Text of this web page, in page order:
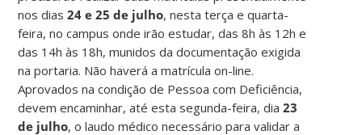
nos dias24 e 25 de julho, nesta terça e quarta-
feira, no campus onde irão estudar, das 8h às 12h e
das 14h às 18h, munidos da documentação exigida
na portaria. Não haverá a matrícula on-line.
Aprovados na condição de Pessoa com Deficiência,
devem encaminhar, até esta segunda-feira, dia23
de julho, o laudo médico necessário para validar a